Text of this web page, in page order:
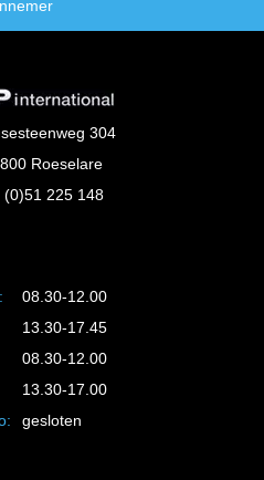
304
Roeselare
(0)51 225 148
08.30-12.00
13.30-17.45
08.30-12.00
13.30-17.00
gesloten